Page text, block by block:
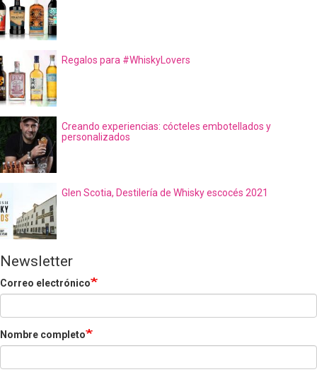
Regalos para #WhiskyLovers
Creando experiencias: cócteles embotellados y
personalizados
Glen Scotia, Destilería de Whisky escocés 2021
Newsletter
Correo electrónico
Nombre completo